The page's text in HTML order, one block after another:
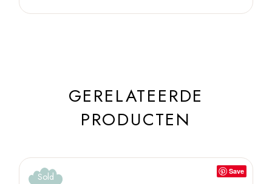
GERELATEERDE
PRODUCTEN
Save
Sold